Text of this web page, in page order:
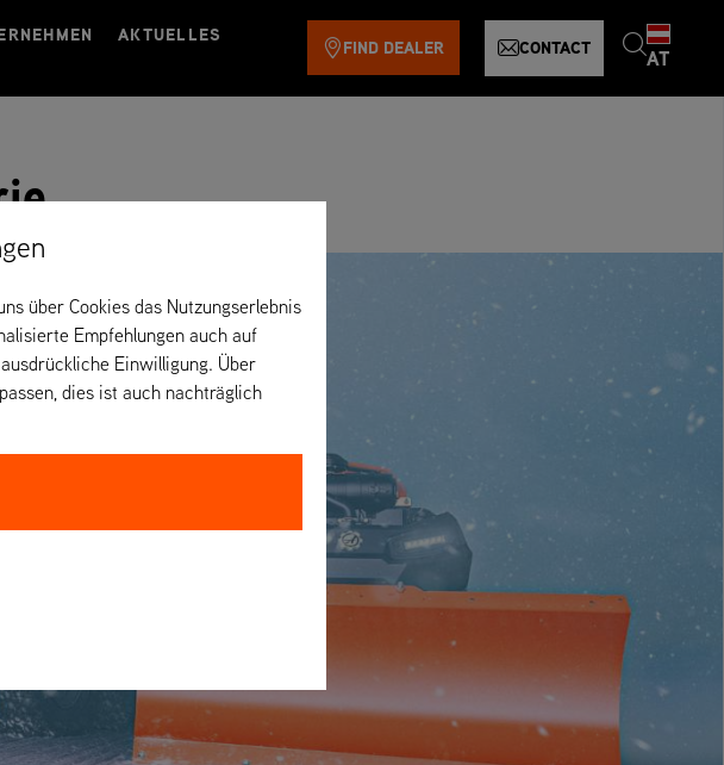
AKTUELLES
FIND DEALER CONTACT AT
über Cookies das Nutzungserlebnis
Empfehlungen auch auf
Einwilligung. Über
dies ist auch nachträglich